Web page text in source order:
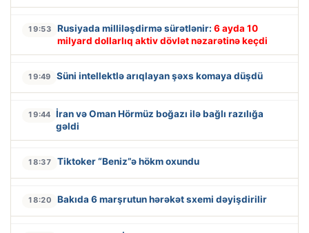
19:53 Rusiyada milliləşdirmə sürətlənir: 6 ayda 10
milyard dollarlıq aktiv dövlət nəzarətinə keçdi
19:49 Süni intellektlə arıqlayan şəxs komaya düşdü
19:44 İran və Oman Hörmüz boğazı ilə bağlı razılığa
gəldi
18:37 Tiktoker “Beniz”ə hökm oxundu
18:20 Bakıda 6 marşrutun hərəkət sxemi dəyişdirilir